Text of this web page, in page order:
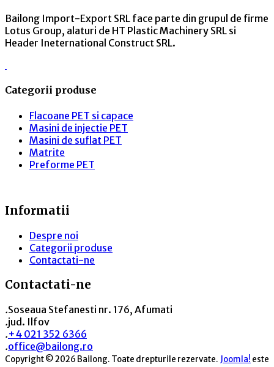
Bailong Import-Export SRL face parte din grupul de firme
Lotus Group, alaturi de HT Plastic Machinery SRL si
Header Ineternational Construct SRL.
Categorii produse
Flacoane PET si capace
Masini de injectie PET
Masini de suflat PET
Matrite
Preforme PET
Informatii
Despre noi
Categorii produse
Contactati-ne
Contactati-ne
.Soseaua Stefanesti nr. 176, Afumati
.jud. Ilfov
.+4 021 352 6366
.office@bailong.ro
Copyright © 2026 Bailong. Toate drepturile rezervate. Joomla! este